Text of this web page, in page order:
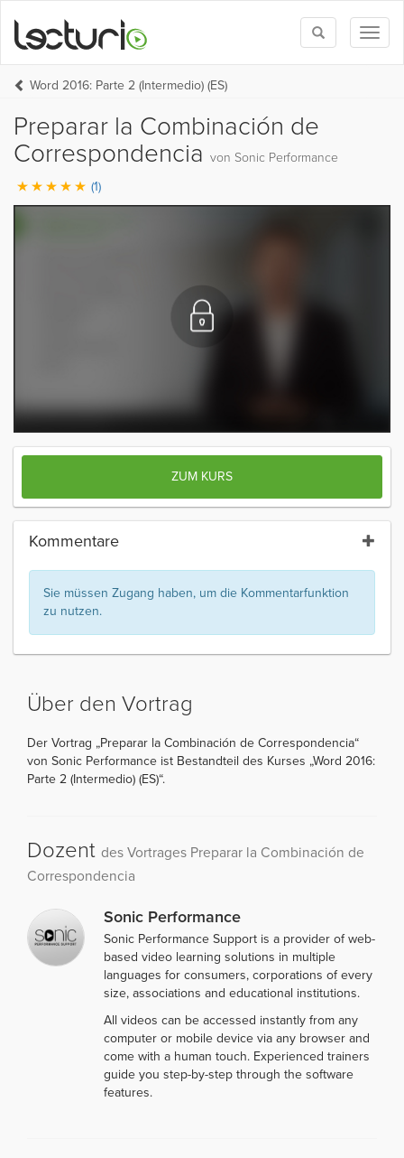
Toggle
search
Word 2016: Parte 2 (Intermedio) (ES)
Preparar la Combinación de
Correspondencia von Sonic Performance
(1)
ZUM KURS
Kommentare
Sie müssen Zugang haben, um die Kommentarfunktion
zu nutzen.
Über den Vortrag
Der Vortrag „Preparar la Combinación de Correspondencia“
von Sonic Performance ist Bestandteil des Kurses „Word 2016:
Parte 2 (Intermedio) (ES)“.
Dozent des Vortrages Preparar la Combinación de
Correspondencia
Sonic Performance
Sonic Performance Support is a provider of web-
based video learning solutions in multiple
languages for consumers, corporations of every
size, associations and educational institutions.
All videos can be accessed instantly from any
computer or mobile device via any browser and
come with a human touch. Experienced trainers
guide you step-by-step through the software
features.